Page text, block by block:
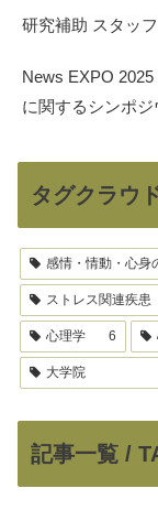
研究補助 スタッ
News EXPO
に関するシンポジ
タグクラウ
感情・情動・心身
ストレス関連疾患
心理学 6
大学院
記事一覧 /